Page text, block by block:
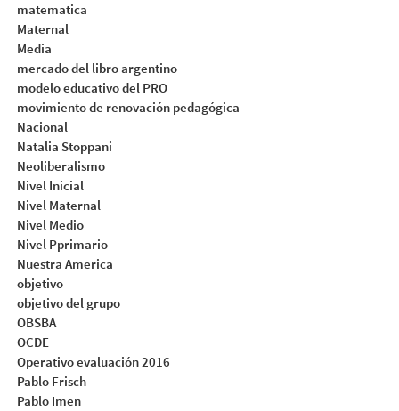
matematica
Maternal
Media
mercado del libro argentino
modelo educativo del PRO
movimiento de renovación pedagógica
Nacional
Natalia Stoppani
Neoliberalismo
Nivel Inicial
Nivel Maternal
Nivel Medio
Nivel Pprimario
Nuestra America
objetivo
objetivo del grupo
OBSBA
OCDE
Operativo evaluación 2016
Pablo Frisch
Pablo Imen